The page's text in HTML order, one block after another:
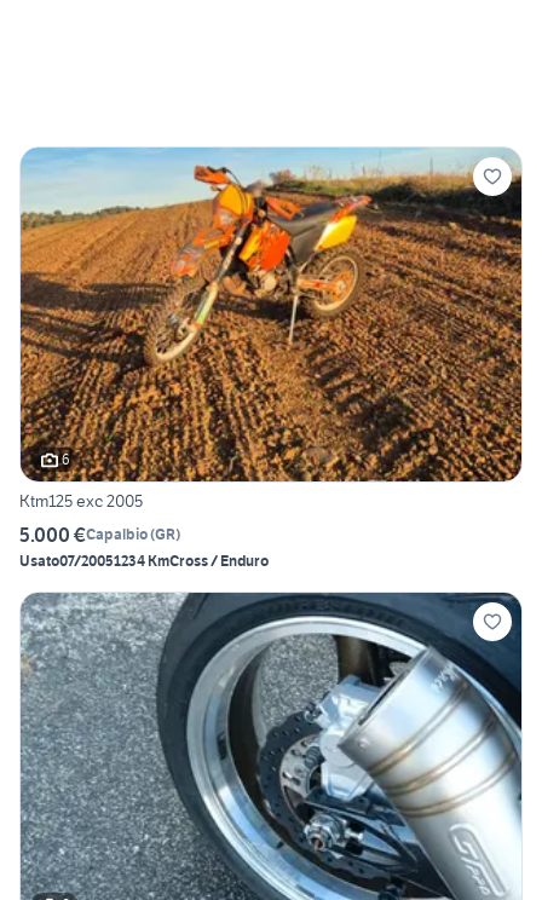
6
Ktm125 exc 2005
5.000 €Capalbio(GR)
Usato07/20051234 KmCross / Enduro